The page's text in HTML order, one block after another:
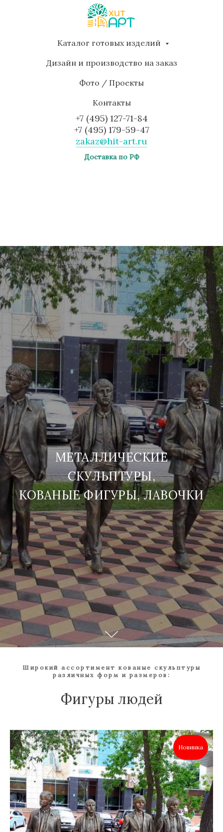
Каталог готовых изделий
Дизайн и производство на заказ
Фото / Проекты
Контакты
+7 (495) 127-71-84
+7 (495) 179-59-47
zakaz@hit-art.ru
Доставка по РФ
МЕТАЛЛИЧЕСКИЕ
СКУЛЬПТУРЫ,
КОВАНЫЕ ФИГУРЫ, ЛАВОЧКИ
Широкий ассортимент кованые скульптуры
различных форм и размеров:
Фигуры людей
Новинка